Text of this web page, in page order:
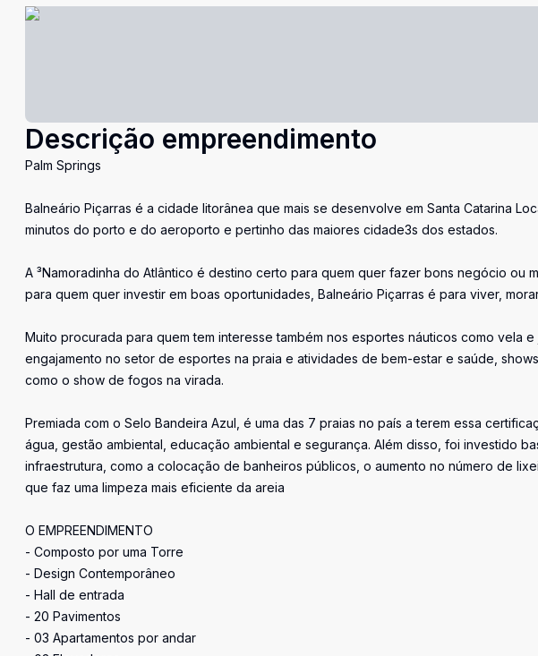
Descrição empreendimento
Palm Springs
Balneário Piçarras é a cidade litorânea que mais se desenvolve em Santa Catarina
minutos do porto e do aeroporto e pertinho das maiores cidade3s dos estados.
A ³Namoradinha do Atlântico é destino certo para quem quer fazer bons negócio ou
para quem quer investir em boas oportunidades, Balneário Piçarras é para viver,
Muito procurada para quem tem interesse também nos esportes náuticos como vela
engajamento no setor de esportes na praia e atividades de bem-estar e saúde,
como o show de fogos na virada.
Premiada com o Selo Bandeira Azul, é uma das 7 praias no país a terem essa
água, gestão ambiental, educação ambiental e segurança. Além disso, foi investido
infraestrutura, como a colocação de banheiros públicos, o aumento no número de
que faz uma limpeza mais eficiente da areia
O EMPREENDIMENTO
- Composto por uma Torre
- Design Contemporâneo
- Hall de entrada
- 20 Pavimentos
- 03 Apartamentos por andar